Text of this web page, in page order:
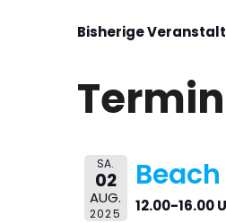
Bisherige
SA.
02
AUG.
2025 12.00-16.00